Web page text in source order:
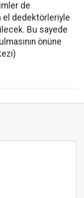
de
el dedektörleriyle
Bu sayede
önüne